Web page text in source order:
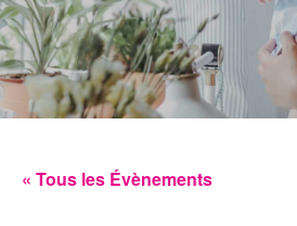
« Tous les Évènements